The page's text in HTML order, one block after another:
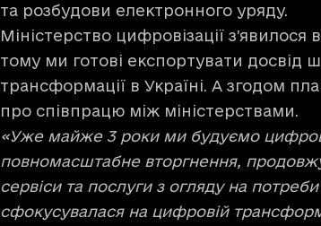
та розбудови електронного уряду.
Міністерство цифровізації
тому ми готові експортувати досвід
трансформації в Україні. А згодом
про співпрацю між міністерствами.
«Уже майже 3 роки ми будуємо
повномасштабне вторгнення,
сервіси та послуги з огляду на
сфокусувалася на цифровій